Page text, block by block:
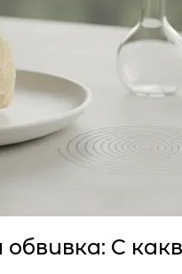
обвивка: С